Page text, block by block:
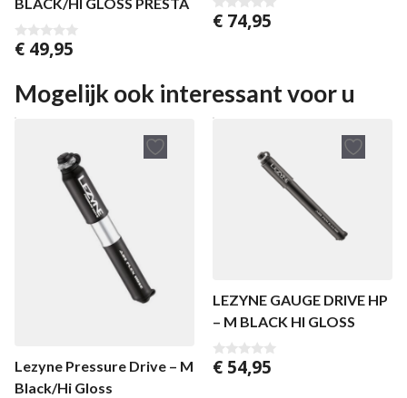
BLACK/HI GLOSS PRESTA
0
v
n
5
€ 49,95
0
v
€ 74,95
Mogelijk ook interessant voor u
Lezyne Pressure Drive – M
Black/Hi Gloss
LEZYNE GAUGE DRIVE HP
– M BLACK HI GLOSS
0
v
€ 54,95